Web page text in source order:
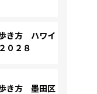
き方 ハワイ
０２８
き方 墨田区